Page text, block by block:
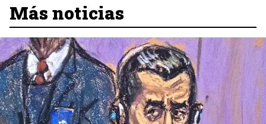
Más noticias